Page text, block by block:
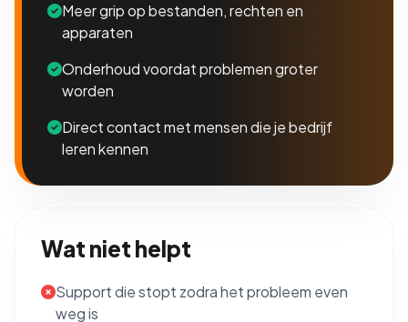
Meer grip op bestanden, rechten en
apparaten
Onderhoud voordat problemen groter
worden
Direct contact met mensen die je bedrijf
leren kennen
Wat niet helpt
Support die stopt zodra het probleem even
weg is